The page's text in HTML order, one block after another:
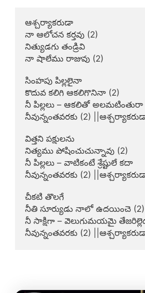
ఆశ్చర్యాకరుడా
నా ఆలోచన కర్తవు (2)
నిత్యుడగు తండ్రివి
నా షాలేము రాజువు (2)
సింహపు పిల్లలైనా
కొదువ కలిగి ఆకలిగొనినా (2)
నీ పిల్లలు – ఆకలితో అలమటింతురా
నీవున్నంతవరకు (2)
విత్తని పక్షులను
నిత్యము పోషించుచున్నావు (2)
నీ పిల్లలు – వాటికంటే శ్రేష్టులే కదా
నీవున్నంతవరకు (2)
చీకటి తొలగే
నీతి సూర్యుడు నాలో ఉదయించె (2)
నీ సాక్షిగా – వెలుగుమయమై
నీవున్నంతవరకు (2)